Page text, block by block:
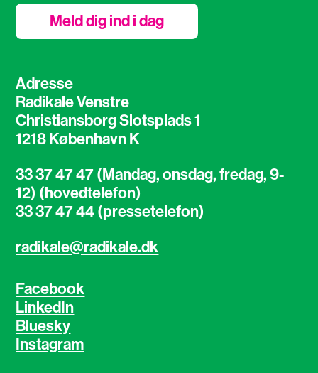
Adresse
Radikale Venstre
Christiansborg Slotsplads 1
1218 København K
33 37 47 47 (Mandag, onsdag, fredag, 9-
12) (hovedtelefon)
33 37 47 44 (pressetelefon)
radikale@radikale.dk
Facebook
LinkedIn
Bluesky
Instagram
Meld dig ind i dag